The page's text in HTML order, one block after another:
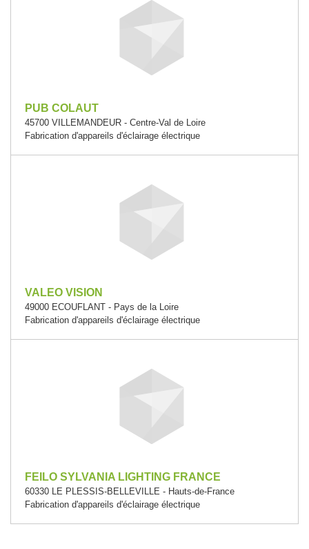
PUB COLAUT
45700 VILLEMANDEUR - Centre-Val de Loire
Fabrication d'appareils d'éclairage électrique
VALEO VISION
49000 ECOUFLANT - Pays de la Loire
Fabrication d'appareils d'éclairage électrique
FEILO SYLVANIA LIGHTING FRANCE
60330 LE PLESSIS-BELLEVILLE - Hauts-de-France
Fabrication d'appareils d'éclairage électrique